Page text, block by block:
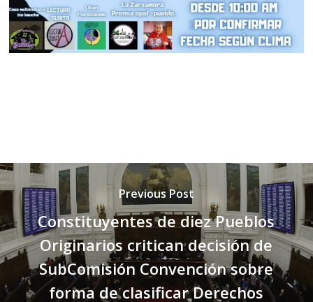
Previous Post
Constituyentes de diez Pueblos
Originarios critican decisión de
SubComisión Convención sobre
forma de clasificar Derechos